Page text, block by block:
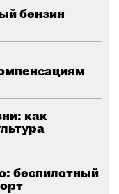
бензин
как
беспилотный